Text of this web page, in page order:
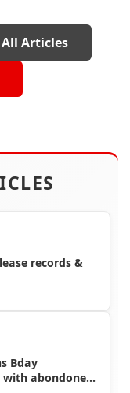
All Articles
records &
Bday
abondoned